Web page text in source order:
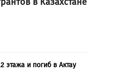
этажа и погиб в Актау